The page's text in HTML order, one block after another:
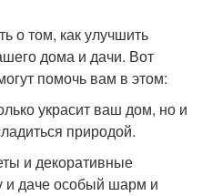
о том, как улучшить
дома и дачи. Вот
помочь вам в этом:
украсит ваш дом, но и
природой.
и декоративные
и даче особый шарм и